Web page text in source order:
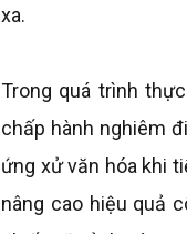
xa.
Trong quá trình
chấp hành nghiêm
ứng xử văn hóa khi
nâng cao hiệu quả